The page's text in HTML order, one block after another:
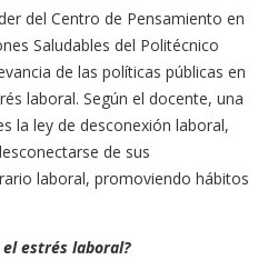
del Centro de Pensamiento en
Saludables del Politécnico
de las políticas públicas en
laboral. Según el docente, una
la ley de desconexión laboral,
de sus
laboral, promoviendo hábitos
estrés laboral?